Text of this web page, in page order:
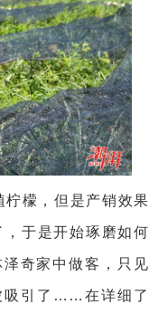
檬，但是产销效果
于是开始琢磨如何
奇家中做客，只见
吸引了……在详细了